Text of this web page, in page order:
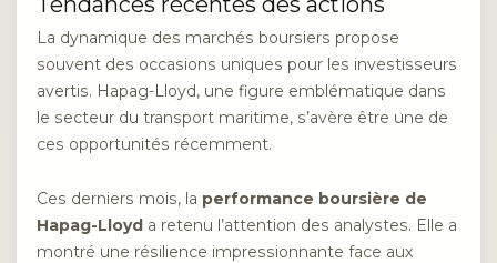
La dynamique des marchés boursiers propose
souvent des occasions uniques pour les investisseurs
avertis. Hapag-Lloyd, une figure emblématique dans
le secteur du transport maritime, s’avère être une de
ces opportunités récemment.
Ces derniers mois, la performance boursière de
Hapag-Lloyd a retenu l’attention des analystes. Elle a
montré une résilience impressionnante face aux